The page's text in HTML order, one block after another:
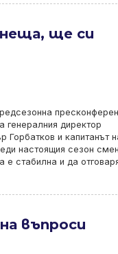
ще си
генералния директор
Горбатков и капитанът
настоящия сезон
е стабилна и да
въпроси